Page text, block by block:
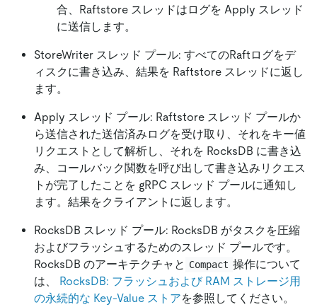
合、Raftstore スレッドはログを Apply スレッド
に送信します。
StoreWriter スレッド プール: すべてのRaftログをデ
ィスクに書き込み、結果を Raftstore スレッドに返し
ます。
Apply スレッド プール: Raftstore スレッド プールか
ら送信された送信済みログを受け取り、それをキー値
リクエストとして解析し、それを RocksDB に書き込
み、コールバック関数を呼び出して書き込みリクエス
トが完了したことを gRPC スレッド プールに通知し
ます。結果をクライアントに返します。
RocksDB スレッド プール: RocksDB がタスクを圧縮
およびフラッシュするためのスレッド プールです。
RocksDB のアーキテクチャと Compact 操作について
は、 RocksDB: フラッシュおよび RAM ストレージ用
の永続的な Key-Value ストアを参照してください。